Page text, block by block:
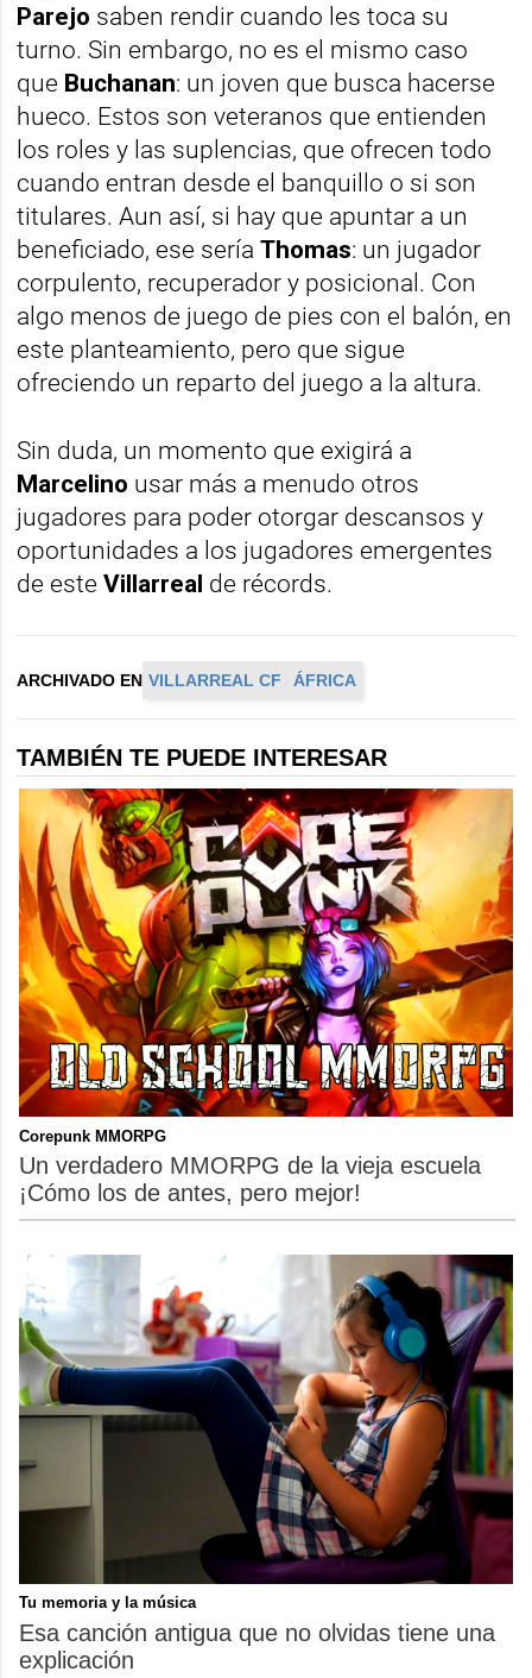
Parejo saben rendir cuando les toca su
turno. Sin embargo, no es el mismo caso
que Buchanan: un joven que busca hacerse
hueco. Estos son veteranos que entienden
los roles y las suplencias, que ofrecen todo
cuando entran desde el banquillo o si son
titulares. Aun así, si hay que apuntar a un
beneficiado, ese seríaThomas: un jugador
corpulento, recuperador y posicional. Con
algo menos de juego de pies con el balón, en
este planteamiento, pero que sigue
ofreciendo un reparto del juego a la altura.
Sin duda, un momento que exigirá a
Marcelino usar más a menudo otros
jugadores para poder otorgar descansos y
oportunidades a los jugadores emergentes
de esteVillarreal de récords.
ARCHIVADO EN VILLARREAL CF ÁFRICA
TAMBIÉN TE PUEDE INTERESAR
Corepunk MMORPG
Un verdadero MMORPG de la vieja escuela
¡Cómo los de antes, pero mejor!
Tu memoria y la música
Esa canción antigua que no olvidas tiene una
explicación